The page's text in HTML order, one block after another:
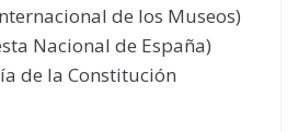
de los Museos)
Nacional de España)
de la Constitución